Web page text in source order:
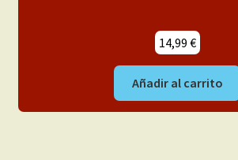
14,99 €
Añadir al carrito